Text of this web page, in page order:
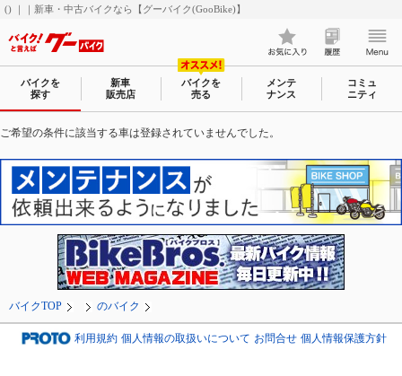
() ｜｜新車・中古バイクなら【グーバイク(GooBike)】
バイクを
探す
新車
販売店
バイクを
売る
メンテ
ナンス
コミュ
ニティ
ご希望の条件に該当する車は登録されていませんでした。
バイクTOP のバイク
利用規約 個人情報の取扱いについて お問合せ 個人情報保護方針